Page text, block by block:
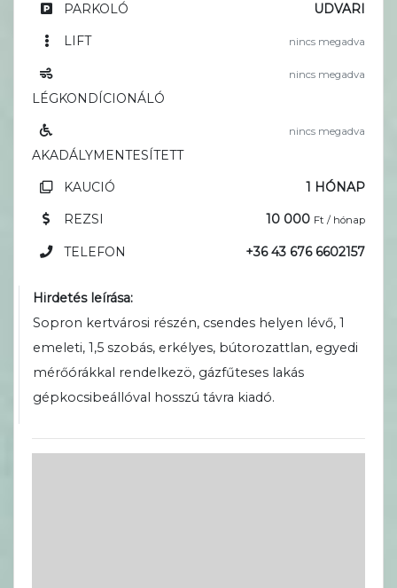
PARKOLÓ
UDVARI
LIFT
nincs megadva
LÉGKONDÍCIONÁLÓ
nincs megadva
AKADÁLYMENTESÍTETT
nincs megadva
KAUCIÓ
1 HÓNAP
REZSI
10 000 Ft / hónap
TELEFON +36 43 676 6602157
Hirdetés leírása:
Sopron kertvárosi részén, csendes helyen lévő, 1
emeleti, 1,5 szobás, erkélyes, bútorozattlan, egyedi
mérőórákkal rendelkezö, gázfűteses lakás
gépkocsibeállóval hosszú távra kiadó.